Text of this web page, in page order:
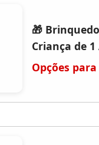
🎁
Criança de 1
Opções